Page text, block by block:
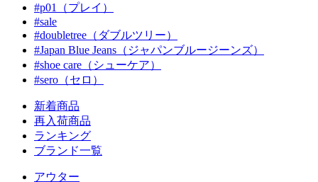
#p01（プレイ）
#sale
#doubletree（ダブルツリー）
#Japan Blue Jeans（ジャパンブルージーンズ）
#shoe care（シューケア）
#sero（セロ）
新着商品
再入荷商品
ランキング
ブランド一覧
アウター